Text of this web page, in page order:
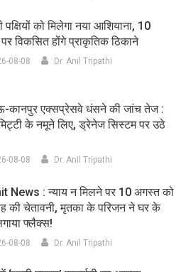
पक्षियों को मिलेगा नया आशियाना, 10
पर विकसित होंगे प्राकृतिक ठिकाने
08-08 Dr. Anil Tripathi
एक्सप्रेसवे धंसने की जांच तेज :
के नमूने लिए, ड्रेनेज सिस्टम पर उठे
08-08 Dr. Anil Tripathi
News : न्याय न मिलने पर 10 अगस्त को
की चेतावनी, मृतका के परिजन ने घर के
फ्लैक्स!
08-08 Dr. Anil Tripathi